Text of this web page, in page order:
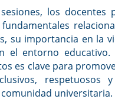
los docentes
su importancia en la
el entorno educativo.
es clave para
respetuosos
universitaria.